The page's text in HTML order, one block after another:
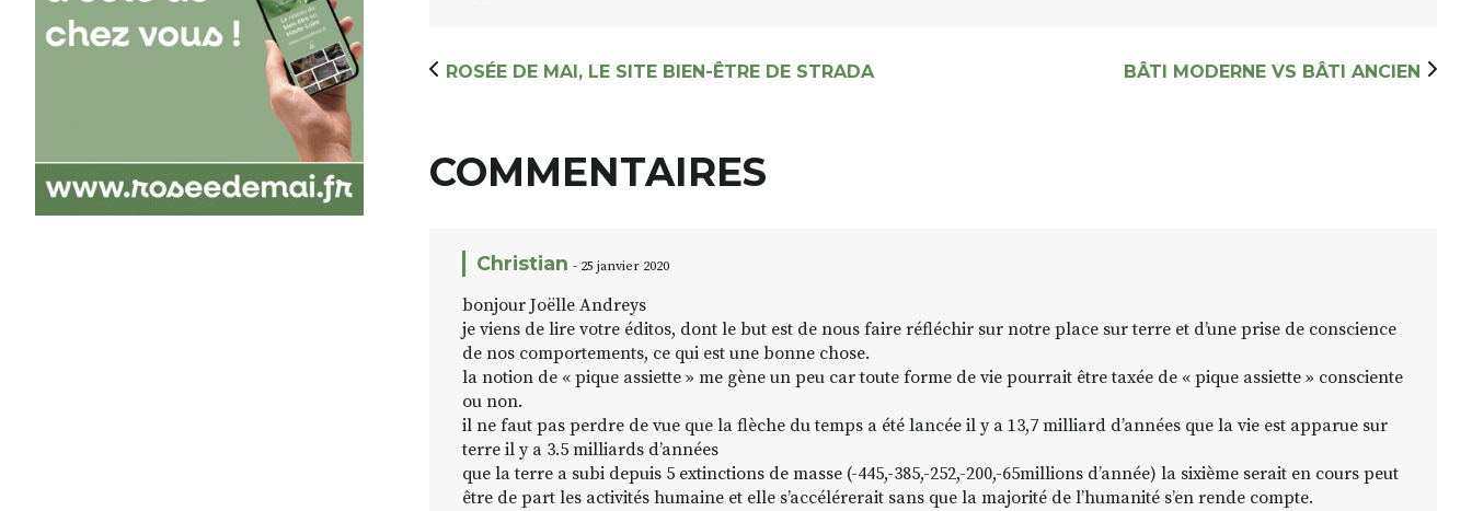
ROSÉE DE MAI, LE SITE BIEN-ÊTRE DE STRADA BÂTI MODERNE VS BÂTI ANCIEN
COMMENTAIRES
Christian - 25 janvier 2020
bonjour Joëlle Andreys
je viens de lire votre éditos, dont le but est de nous faire réfléchir sur notre place sur terre et d’une prise de conscience
de nos comportements, ce qui est une bonne chose.
la notion de « pique assiette » me gène un peu car toute forme de vie pourrait être taxée de « pique assiette » consciente
ou non.
il ne faut pas perdre de vue que la flèche du temps a été lancée il y a 13,7 milliard d’années que la vie est apparue sur
terre il y a 3.5 milliards d’années
que la terre a subi depuis 5 extinctions de masse (-445,-385,-252,-200,-65millions d’année) la sixième serait en cours peut
être de part les activités humaine et elle s’accélérerait sans que la majorité de l’humanité s’en rende compte.